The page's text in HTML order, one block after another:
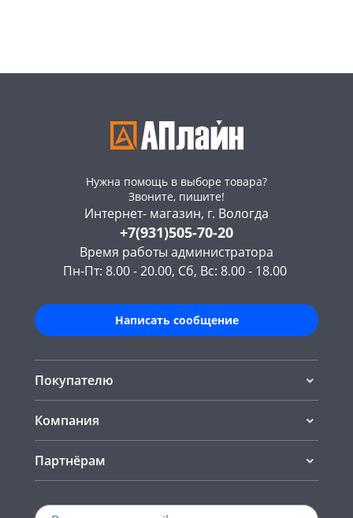
Нужна помощь в выборе товара?
Звоните, пишите!
Интернет- магазин, г. Вологда
+7(931)505-70-20
Время работы администратора
Пн-Пт: 8.00 - 20.00, Сб, Вс: 8.00 - 18.00
Написать сообщение
Покупателю
Компания
Партнёрам